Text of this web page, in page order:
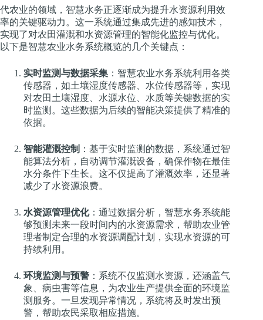
代农业的领域，智慧水务正逐渐成为提升水资源利用效
率的关键驱动力。这一系统通过集成先进的感知技术，
实现了对农田灌溉和水资源管理的智能化监控与优化。
以下是智慧农业水务系统概览的几个关键点：
实时监测与数据采集 ：智慧农业水务系统利用各类
传感器，如土壤湿度传感器、水位传感器等，实现
对农田土壤湿度、水源水位、水质等关键数据的实
时监测。这些数据为后续的智能决策提供了精准的
依据。
智能灌溉控制 ：基于实时监测的数据，系统通过智
能算法分析，自动调节灌溉设备，确保作物在最佳
水分条件下生长。这不仅提高了灌溉效率，还显著
减少了水资源浪费。
水资源管理优化：通过数据分析，智慧水务系统能
够预测未来一段时间内的水资源需求，帮助农业管
理者制定合理的水资源调配计划，实现水资源的可
持续利用。
环境监测与预警 ：系统不仅监测水资源，还涵盖气
象、病虫害等信息，为农业生产提供全面的环境监
测服务。一旦发现异常情况，系统将及时发出预
警，帮助农民采取相应措施。